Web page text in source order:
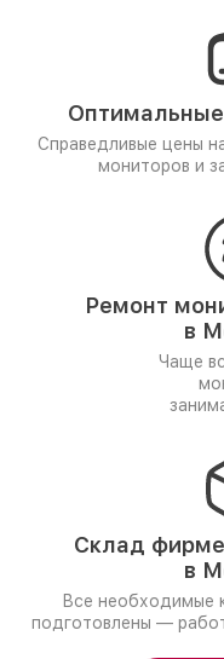
Справедливые цены
мониторов и
Ремонт
в
Чаще
Склад
в
Все необходимые
подготовлены —